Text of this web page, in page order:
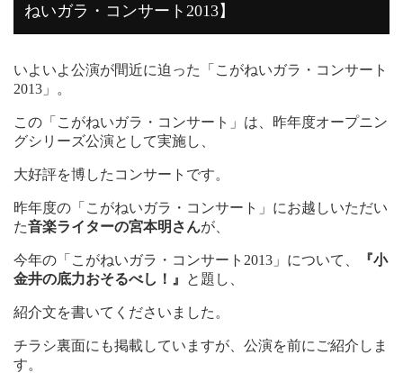
ねいガラ・コンサート2013】
いよいよ公演が間近に迫った「こがねいガラ・コンサート
2013」。
この「こがねいガラ・コンサート」は、昨年度オープニン
グシリーズ公演として実施し、
大好評を博したコンサートです。
昨年度の「こがねいガラ・コンサート」にお越しいただい
た音楽ライターの宮本明さんが、
今年の「こがねいガラ・コンサート2013」について、
『小
金井の底力おそるべし！』
と題し、
紹介文を書いてくださいました。
チラシ裏面にも掲載していますが、公演を前にご紹介しま
す。